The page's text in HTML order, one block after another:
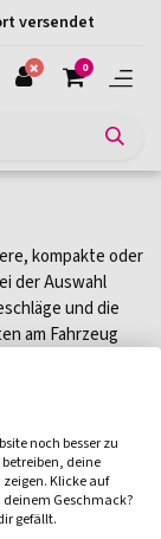
versendet
0
kompakte oder
der Auswahl
und die
am Fahrzeug
wie
Rolle.
Anforderungen
noch besser zu
betreiben, deine
Klicke auf
deinem Geschmack?
gefällt.